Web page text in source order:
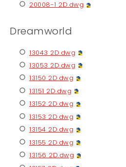
20008-1 2D.dwg
Dreamworld
13043 2D.dwg
13053 2D.dwg
13150 2D.dwg
13151 2D.dwg
13152 2D.dwg
13153 2D.dwg
13154 2D.dwg
13155 2D.dwg
13156 2D.dwg